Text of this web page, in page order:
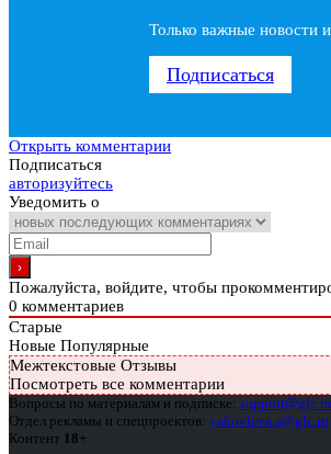
Только важные новости
Подписаться
Открыть комментарии
Подписаться
авторизуйтесь
Уведомить о
Пожалуйста, войдите, чтобы
0 комментариев
Старые
Новые Популярные
Межтекстовые Отзывы
Посмотреть все комментарии
Вопросы по материалам и подписке: support@glc.ru
Отдел рекламы и спецпроектов: yakovleva.a@glc.ru
Контент 18+